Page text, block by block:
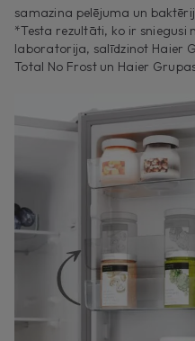
samazina pelējuma un
*Testa rezultāti, ko ir
laboratorija, salīdzinot Haier
Total No Frost un Haier